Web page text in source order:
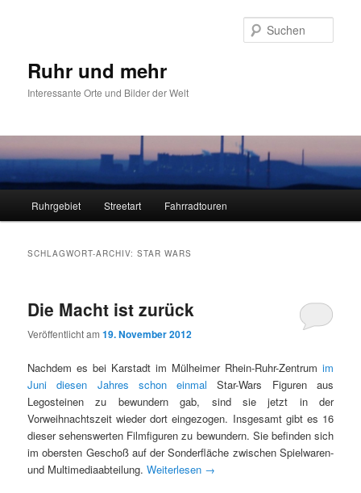
Ruhr und mehr
Interessante Orte und Bilder der Welt
Ruhrgebiet Streetart Fahrradtouren
SCHLAGWORT-ARCHIV:STAR WARS
Die Macht ist zurück
Veröffentlicht am19. November 2012
Nachdem es bei Karstadt im Mülheimer Rhein-Ruhr-Zentrum im
Juni diesen Jahres schon einmal Star-Wars Figuren aus
Legosteinen zu bewundern gab, sind sie jetzt in der
Vorweihnachtszeit wieder dort eingezogen. Insgesamt gibt es 16
dieser sehenswerten Filmfiguren zu bewundern. Sie befinden sich
im obersten Geschoß auf der Sonderfläche zwischen Spielwaren-
und Multimediaabteilung.Weiterlesen →